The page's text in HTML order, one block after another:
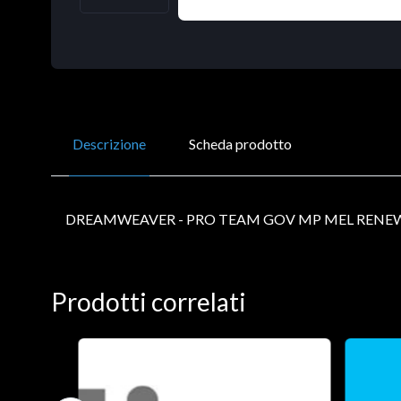
Descrizione Scheda prodotto
DREAMWEAVER - PRO TEAM GOV MP MEL
Prodotti correlati